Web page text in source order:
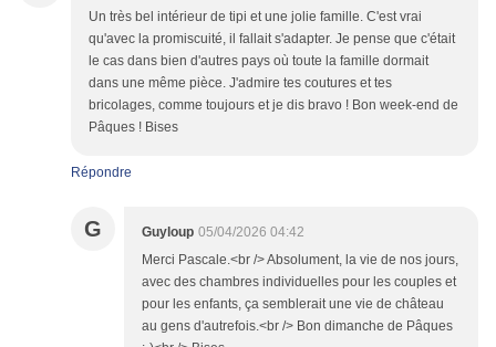
Un très bel intérieur de tipi et une jolie famille. C'est vrai
qu'avec la promiscuité, il fallait s'adapter. Je pense que c'était
le cas dans bien d'autres pays où toute la famille dormait
dans une même pièce. J'admire tes coutures et tes
bricolages, comme toujours et je dis bravo ! Bon week-end de
Pâques ! Bises
Répondre
G Guyloup 05/04/2026 04:42
Merci Pascale.<br /> Absolument, la vie de nos jours,
avec des chambres individuelles pour les couples et
pour les enfants, ça semblerait une vie de château
au gens d'autrefois.<br /> Bon dimanche de Pâques